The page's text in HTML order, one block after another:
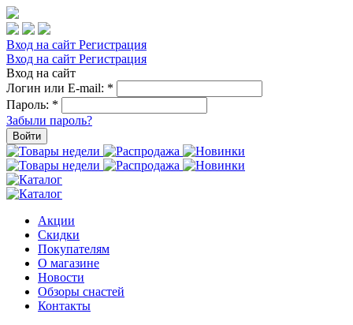
Вход на сайт Регистрация
Вход на сайт Регистрация
Вход на сайт
Логин или E-mail: *
Пароль: *
Забыли пароль?
Войти
Акции
Скидки
Покупателям
О магазине
Новости
Обзоры снастей
Контакты